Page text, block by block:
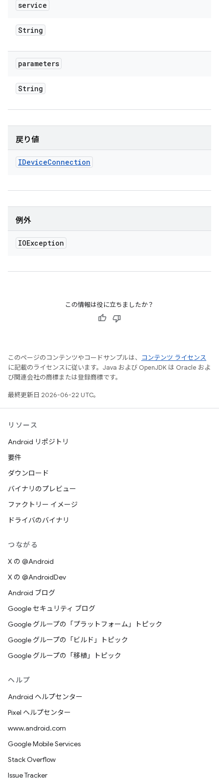
service
String
parameters
String
戻り値
IDeviceConnection
例外
IOException
この情報は役に立ちましたか？
このページのコンテンツやコードサンプルは、
コンテンツ ライセンス
に記載のライセンスに従います。Java および OpenJDK は Oracle およ
び関連会社の商標または登録商標です。
最終更新日 2026-06-22 UTC。
リソース
Android リポジトリ
要件
ダウンロード
バイナリのプレビュー
ファクトリー イメージ
ドライバのバイナリ
つながる
X の @Android
X の @AndroidDev
Android ブログ
Google セキュリティ ブログ
Google グループの「プラットフォーム」トピック
Google グループの「ビルド」トピック
Google グループの「移植」トピック
ヘルプ
Android ヘルプセンター
Pixel ヘルプセンター
www.android.com
Google Mobile Services
Stack Overflow
Issue Tracker